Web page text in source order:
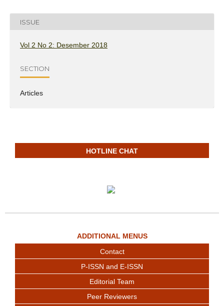
ISSUE
Vol 2 No 2: Desember 2018
SECTION
Articles
HOTLINE CHAT
ADDITIONAL MENUS
Contact
P-ISSN and E-ISSN
Editorial Team
Peer Reviewers